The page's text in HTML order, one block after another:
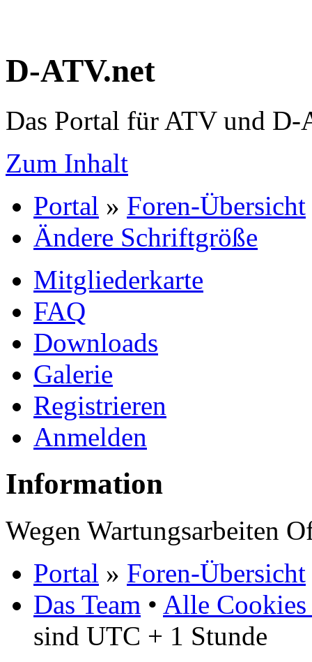
D-ATV.net
Das Portal für ATV und D-
Zum Inhalt
Portal » Foren-Übersicht
Ändere Schriftgröße
Mitgliederkarte
FAQ
Downloads
Galerie
Registrieren
Anmelden
Information
Wegen Wartungsarbeiten
Portal » Foren-Übersicht
Das Team • Alle Cookies
sind UTC + 1 Stunde